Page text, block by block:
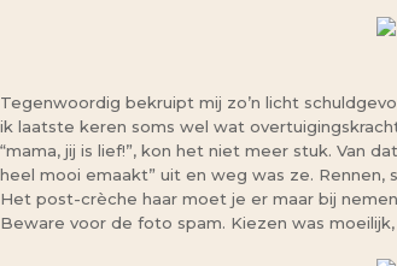
Tegenwoordig bekruipt mij zo’n licht
ik laatste keren soms wel wat
“mama, jij is lief!”, kon het niet meer stuk. Van
heel mooi emaakt” uit en weg was ze.
Het post-crèche haar moet je er maar bij
Beware voor de foto spam. Kiezen was